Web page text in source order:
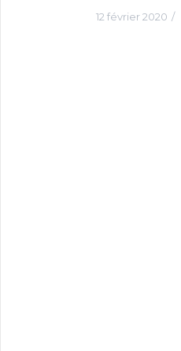
12 février 2020